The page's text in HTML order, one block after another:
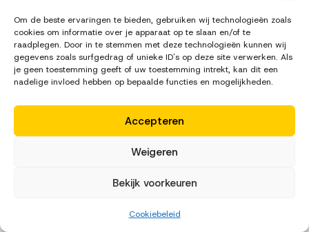
Om de beste ervaringen te bieden, gebruiken wij technologieën zoals
cookies om informatie over je apparaat op te slaan en/of te
raadplegen. Door in te stemmen met deze technologieën kunnen wij
gegevens zoals surfgedrag of unieke ID's op deze site verwerken. Als
je geen toestemming geeft of uw toestemming intrekt, kan dit een
nadelige invloed hebben op bepaalde functies en mogelijkheden.
Accepteren
Weigeren
Bekijk voorkeuren
Cookiebeleid
1 2 3 ... 5
Waarmee kunnen we je
helpen?
Neem contact op